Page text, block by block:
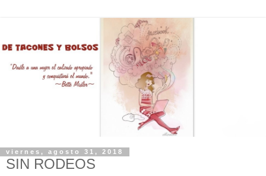
viernes, agosto 31, 2018
SIN RODEOS